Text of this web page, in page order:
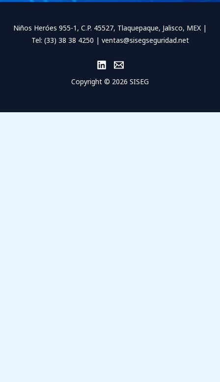
Niños Heróes 955-1, C.P. 45527, Tlaquepaque, Jalisco, MEX |
Tel: (33) 38 38 4250 | ventas@sisegseguridad.net
Copyright © 2026 SISEG